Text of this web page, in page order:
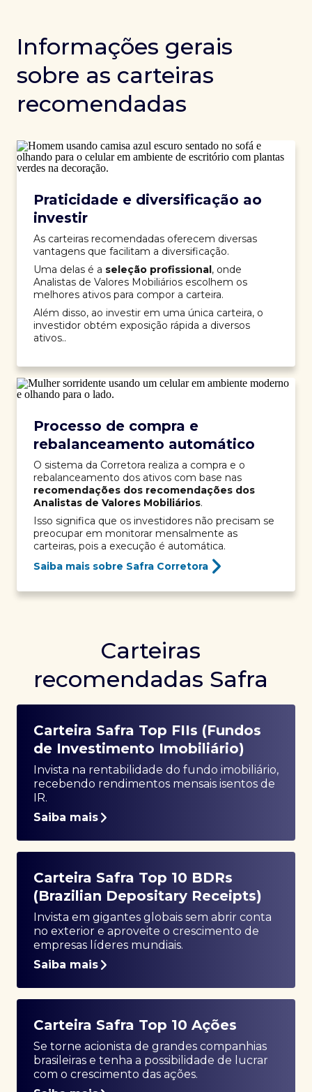
Informações gerais
sobre as carteiras
recomendadas
Praticidade e diversificação ao
investir
As carteiras recomendadas oferecem diversas
vantagens que facilitam a diversificação.
Uma delas é a seleção profissional, onde
Analistas de Valores Mobiliários escolhem os
melhores ativos para compor a carteira.
Além disso, ao investir em uma única carteira, o
investidor obtém exposição rápida a diversos
ativos..
Processo de compra e
rebalanceamento automático
O sistema da Corretora realiza a compra e o
rebalanceamento dos ativos com base nas
recomendações dos recomendações dos
Analistas de Valores Mobiliários.
Isso significa que os investidores não precisam se
preocupar em monitorar mensalmente as
carteiras, pois a execução é automática.
Saiba mais sobre Safra Corretora
Carteiras
recomendadas Safra
Carteira Safra Top FIIs (Fundos
de Investimento Imobiliário)
Invista na rentabilidade do fundo imobiliário,
recebendo rendimentos mensais isentos de
IR.
Saiba mais
Carteira Safra Top 10 BDRs
(Brazilian Depositary Receipts)
Invista em gigantes globais sem abrir conta
no exterior e aproveite o crescimento de
empresas líderes mundiais.
Saiba mais
Carteira Safra Top 10 Ações
Se torne acionista de grandes companhias
brasileiras e tenha a possibilidade de lucrar
com o crescimento das ações.